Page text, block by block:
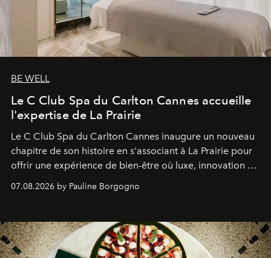
BE WELL
Le C Club Spa du Carlton Cannes accueille
l'expertise de La Prairie
Le C Club Spa du Carlton Cannes inaugure un nouveau
chapitre de son histoire en s'associant à La Prairie pour
offrir une expérience de bien-être où luxe, innovation et
expertise se rencontrent.
07.08.2026 by Pauline Borgogno